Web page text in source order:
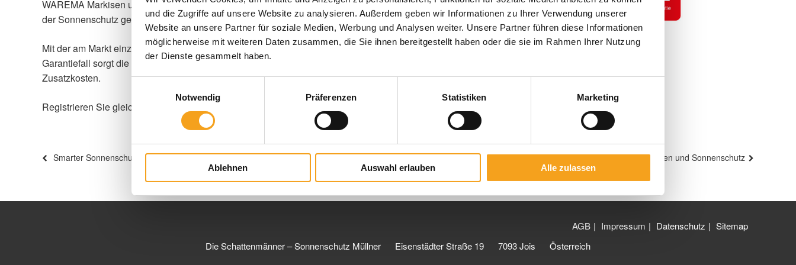
und die Zugriffe auf unsere Website zu analysieren. Außerdem geben wir Informationen zu Ihrer Verwendung unserer
Website an unsere Partner für soziale Medien, Werbung und Analysen weiter. Unsere Partner führen diese Informationen
möglicherweise mit weiteren Daten zusammen, die Sie ihnen bereitgestellt haben oder die sie im Rahmen Ihrer Nutzung
der Dienste gesammelt haben.
Notwendig
Präferenzen Statistiken Marketing
Ablehnen Auswahl erlauben Alle zulassen
WAREMA Markisen und Co. sind zwar Einzelfälle, treffen Sie aber immer unvorbereitet. Umso ärgerlicher, wenn
der Sonnenschutz gerade an den schönen Sommertagen streikt.
Mit der am Markt einzigartigen 5-Jahre-Herstellergarantie von WAREMA gehen Sie auf Nummer Sicher. Im
Garantiefall sorgt die Garantie nicht nur für eine schnelle Reparatur, sondern vermeidet auch ungeplante
Zusatzkosten.
Registrieren Sie gleich heute ihr Outdoor-Living-Produkt auf der
Beitragsnavigation
Vorheriger
Smarter Sonnenschutz – so einfach wie nie
Nächster
Beitrag
Wissenswertes rund um Markisen und Sonnenschutz
AGB Impressum Datenschutz
Sitemap
Die Schattenmänner – Sonnenschutz Müllner
Eisenstädter Straße 19 7093 Jois Österreich